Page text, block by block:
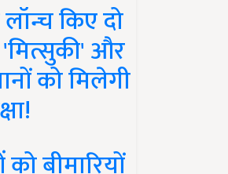
किए दो
'मित्सुकी' और
को मिलेगी